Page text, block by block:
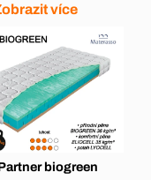
více
biogreen